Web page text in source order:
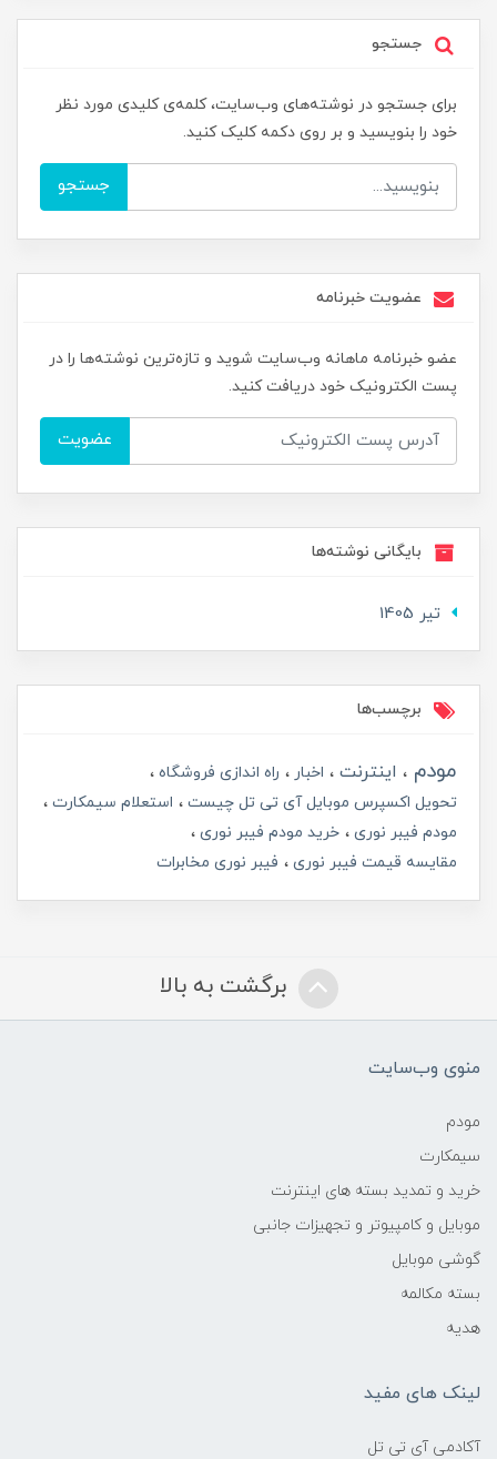
جستجو
برای جستجو در نوشته‌های وب‌سایت، کلمه‌ی کلیدی مورد نظر
خود را بنویسید و بر روی دکمه کلیک کنید.
جستجو
عضویت خبرنامه
عضو خبرنامه ماهانه وب‌سایت شوید و تازه‌ترین نوشته‌ها را در
پست الکترونیک خود دریافت کنید.
عضویت
بایگانی نوشته‌ها
تير 1405
برچسب‌ها
مودم اینترنت اخبار
راه اندازی فروشگاه
تحویل اکسپرس موبایل آی تی تل چیست
استعلام سیمکارت
مودم فیبر نوری
خرید مودم فیبر نوری
مقایسه قیمت فیبر نوری
فیبر نوری مخابرات
برگشت به بالا
منوی وب‌سایت
مودم
سیمکارت
خرید و تمدید بسته های اینترنت
موبایل و کامپیوتر و تجهیزات جانبی
گوشی موبایل
بسته مکالمه
هدیه
لینک های مفید
آکادمی آی تی تل